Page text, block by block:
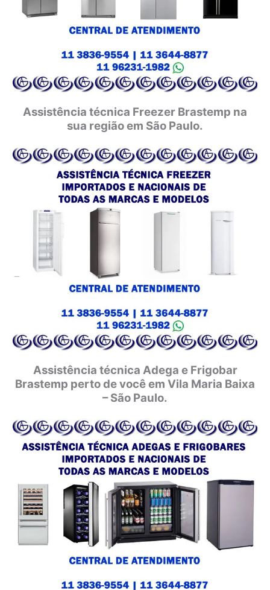
Assistência técnica Freezer Brastemp na
sua região em São Paulo.
Assistência técnica Adega e Frigobar
Brastemp perto de você em Vila Maria Baixa
– São Paulo.